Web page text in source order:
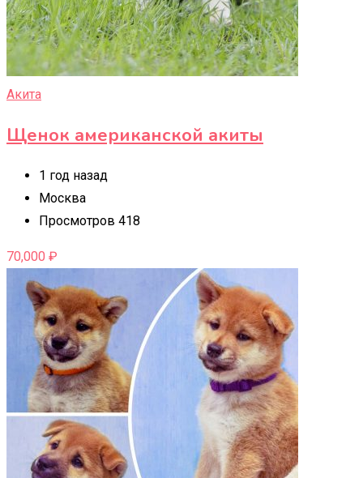
Акита
Щенок американской акиты
1 год назад
Москва
Просмотров 418
70,000 ₽